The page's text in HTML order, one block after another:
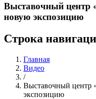
Выставочный
новую экспозицию
Строка
Главная
Видео
/
Выставочный центр
экспозицию